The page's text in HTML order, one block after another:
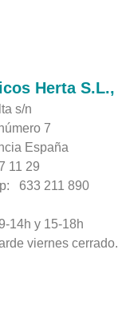
Herta S.L.,
s/n
7
España
11 29
633 211 890
14h y 15-18h
viernes cerrado.